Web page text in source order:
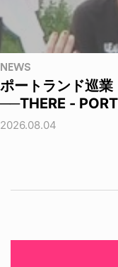
NEWS
ポートランド巡業
──THERE -
2026.08.04